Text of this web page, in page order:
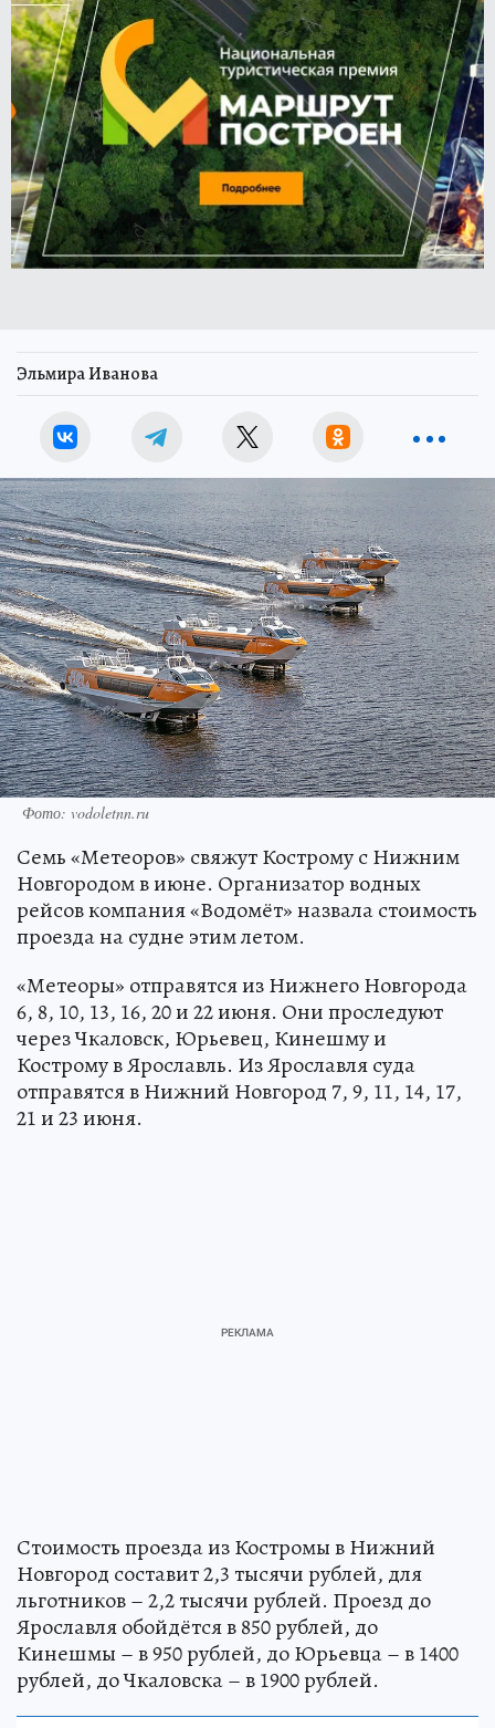
Эльмира Иванова
Фото: vodoletnn.ru
Семь «Метеоров» свяжут Кострому с Нижним
Новгородом в июне. Организатор водных
рейсов компания «Водомёт» назвала стоимость
проезда на судне этим летом.
«Метеоры» отправятся из Нижнего Новгорода
6, 8, 10, 13, 16, 20 и 22 июня. Они проследуют
через Чкаловск, Юрьевец, Кинешму и
Кострому в Ярославль. Из Ярославля суда
отправятся в Нижний Новгород 7, 9, 11, 14, 17,
21 и 23 июня.
Стоимость проезда из Костромы в Нижний
Новгород составит 2,3 тысячи рублей, для
льготников – 2,2 тысячи рублей. Проезд до
Ярославля обойдётся в 850 рублей, до
Кинешмы – в 950 рублей, до Юрьевца – в 1400
рублей, до Чкаловска – в 1900 рублей.